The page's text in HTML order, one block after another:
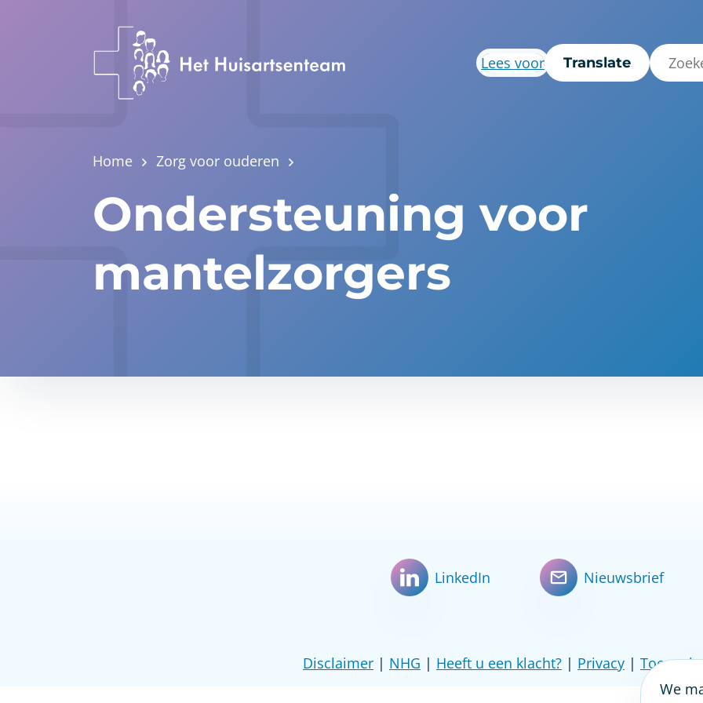
Lees voor Translate
Home Zorg voor ouderen
Ondersteuning voor
mantelzorgers
LinkedIn Nieuwsbrief
Disclaimer | NHG | Heeft u een klacht? | Privacy |
We